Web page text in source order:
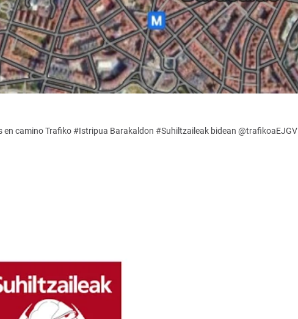
camino Trafiko #Istripua Barakaldon #Suhiltzaileak bidean @trafikoaEJGV